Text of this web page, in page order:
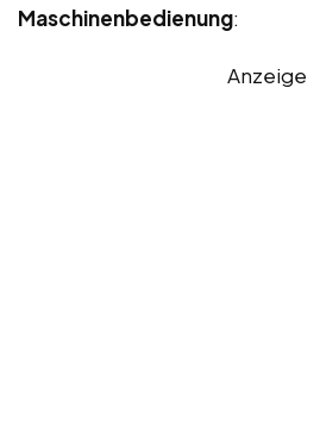
Maschinenbedienung:
Anzeige